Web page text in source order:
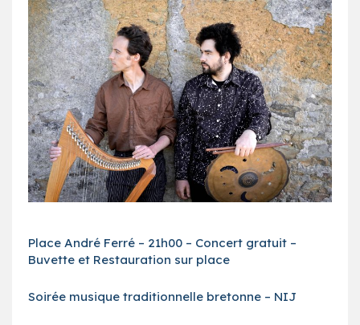
Place André Ferré – 21h00 – Concert gratuit –
Buvette et Restauration sur place
Soirée musique traditionnelle bretonne – NIJ